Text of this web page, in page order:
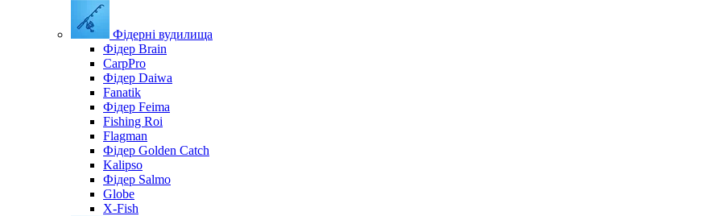
Фідерні вудилища
Фідер Brain
CarpPro
Фідер Daiwa
Fanatik
Фідер Feima
Fishing Roi
Flagman
Фідер Golden Catch
Kalipso
Фідер Salmo
Globe
X-Fish